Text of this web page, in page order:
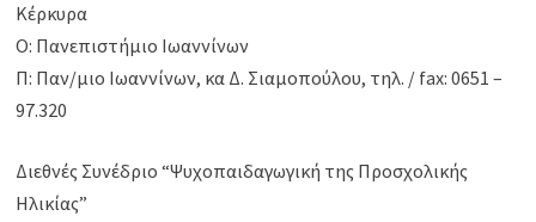
Κέρκυρα
Ο: Πανεπιστήμιο Ιωαννίνων
Π: Παν/μιο Ιωαννίνων, κα Δ. Σιαμοπούλου, τηλ. / fax: 0651 –
97.320
Διεθνές Συνέδριο “Ψυχοπαιδαγωγική της Προσχολικής
Ηλικίας”